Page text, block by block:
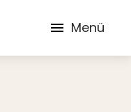
Menü